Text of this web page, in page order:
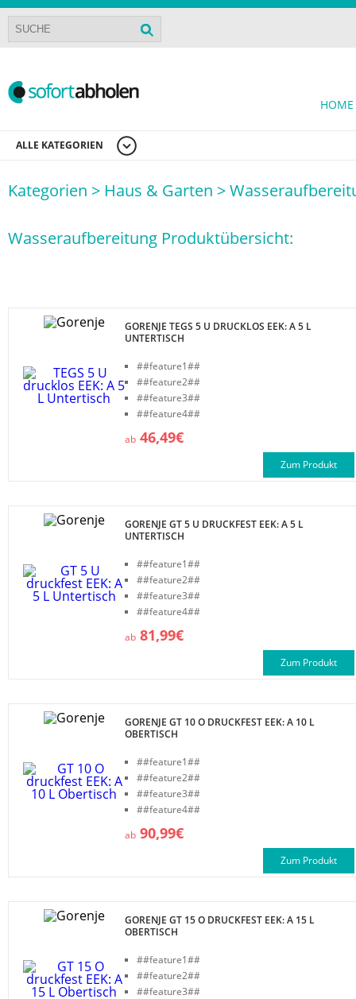
HOME
ALLE KATEGORIEN
Kategorien > Haus & Garten >
Wasseraufbereitung Produktübersicht:
GORENJE TEGS 5 U DRUCKLOS EEK: A 5 L
UNTERTISCH
##feature1##
##feature2##
##feature3##
##feature4##
ab 46,49€
Zum Produkt
GORENJE GT 5 U DRUCKFEST EEK: A 5 L
UNTERTISCH
##feature1##
##feature2##
##feature3##
##feature4##
ab 81,99€
Zum Produkt
GORENJE GT 10 O DRUCKFEST EEK: A 10 L
OBERTISCH
##feature1##
##feature2##
##feature3##
##feature4##
ab 90,99€
Zum Produkt
GORENJE GT 15 O DRUCKFEST EEK: A 15 L
OBERTISCH
##feature1##
##feature2##
##feature3##